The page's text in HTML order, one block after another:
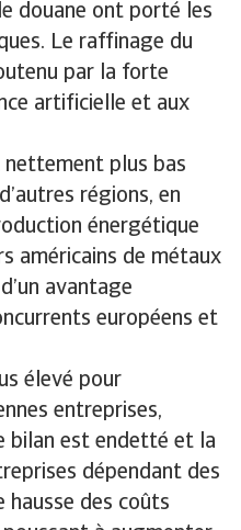
douane ont porté les
Le raffinage du
par la forte
artificielle et aux
nettement plus bas
régions, en
énergétique
américains de métaux
avantage
européens et
élevé pour
entreprises,
bilan est endetté et la
dépendant des
des coûts